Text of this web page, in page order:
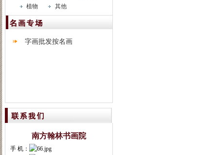
植物
其他
字画批发按名画
南方翰林书画院
手 机：